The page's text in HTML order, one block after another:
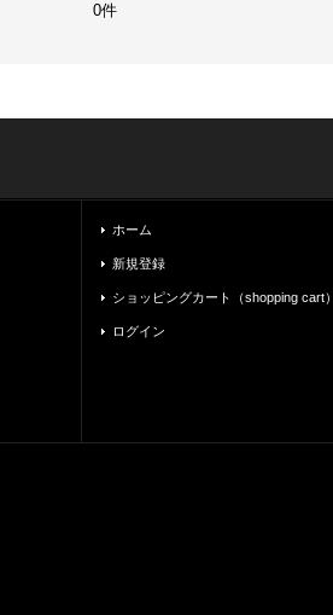
0件
ホーム
新規登録
ショッピングカート（shopping cart）
ログイン